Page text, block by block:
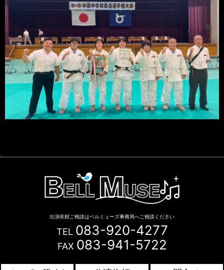
出演依頼ご相談はベルミューズ事務局へご相談ください
TEL 083-920-4277
FAX 083-941-5722
Copyright © BELL MUSE. All Rights Reserved.